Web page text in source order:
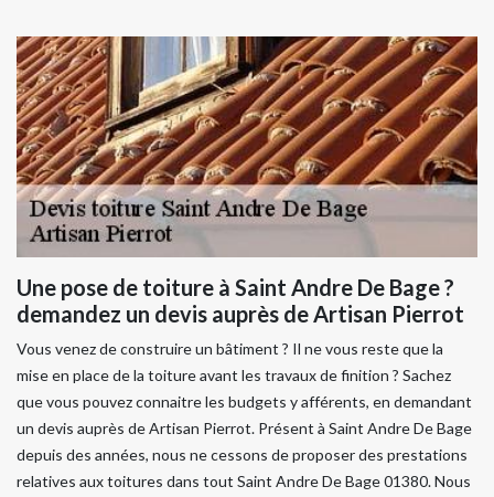
Une pose de toiture à Saint Andre De Bage ?
demandez un devis auprès de Artisan Pierrot
Vous venez de construire un bâtiment ? Il ne vous reste que la
mise en place de la toiture avant les travaux de finition ? Sachez
que vous pouvez connaitre les budgets y afférents, en demandant
un devis auprès de Artisan Pierrot. Présent à Saint Andre De Bage
depuis des années, nous ne cessons de proposer des prestations
relatives aux toitures dans tout Saint Andre De Bage 01380. Nous